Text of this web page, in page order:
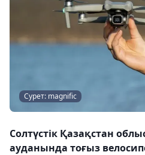
Сурет: magnific
Солтүстік Қазақстан
ауданында тоғыз